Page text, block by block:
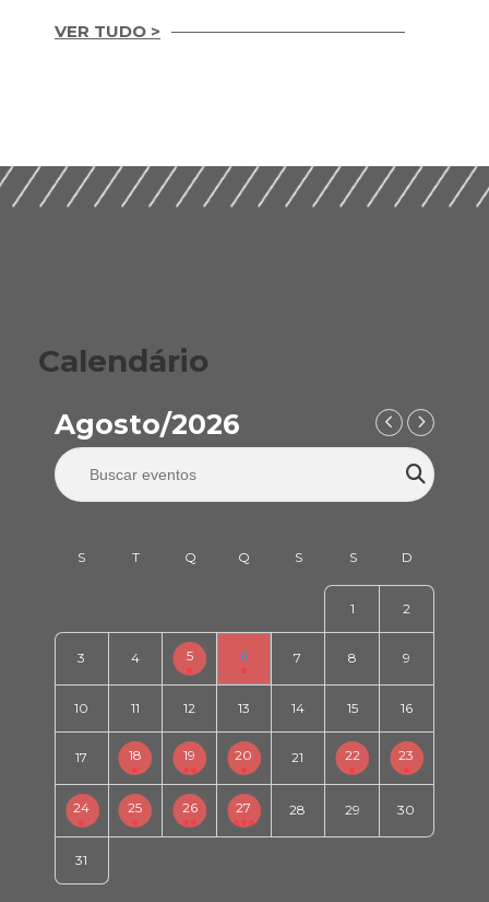
VER TUDO >
Calendário
Agosto/2026
1 2
3 4 5 6 7 8 9
10 11 12 13 14 15 16
17 18 19 20 21 22 23
24 25 26 27 28 29 30
31